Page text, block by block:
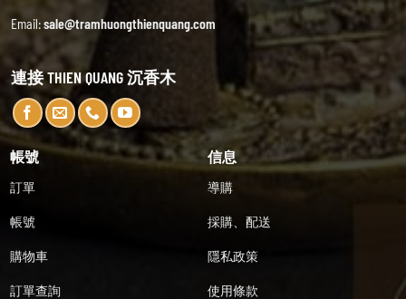
Email:sale@tramhuongthienquang.com
連接 THIEN QUANG 沉香木
帳號
訂單
帳號
購物車
訂單查詢
信息
導購
採購、配送
隱私政策
使用條款